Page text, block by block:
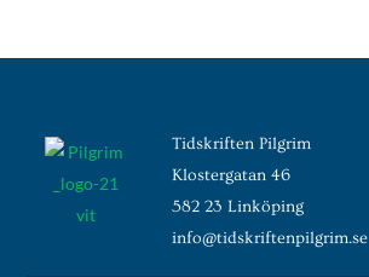
Tidskriften Pilgrim
Klostergatan 46
582 23 Linköping
info@tidskriftenpilgrim.se